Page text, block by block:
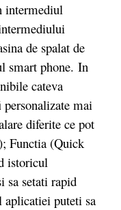
intermediul
de spalat de
smart phone. In
cateva
mai
diferite ce pot
Functia (Quick
istoricul
sa setati rapid
puteti sa